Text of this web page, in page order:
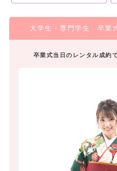
大学生・専門学生 卒業
卒業式当日のレンタル成約